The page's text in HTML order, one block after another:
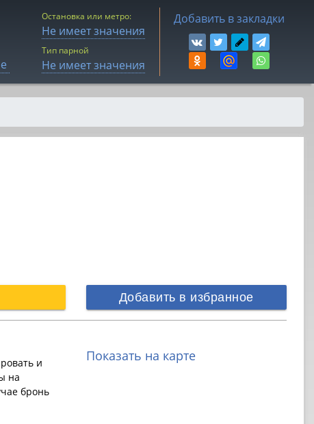
Остановка или метро:
Не имеет значения
Тип парной
Не имеет значения
Добавить в закладки
Добавить в избранное
и
на
бронь
Показать на карте